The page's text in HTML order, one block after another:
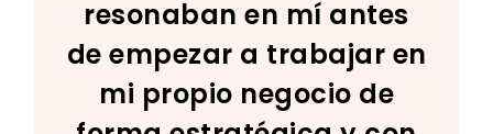
resonaban en mí antes
de empezar a trabajar en
mi propio negocio de